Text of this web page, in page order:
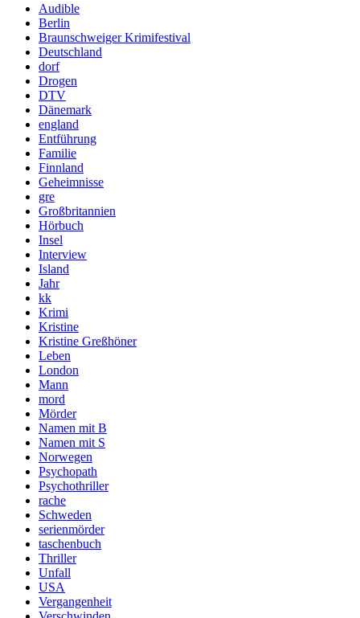
Audible
Berlin
Braunschweiger Krimifestival
Deutschland
dorf
Drogen
DTV
Dänemark
england
Entführung
Familie
Finnland
Geheimnisse
gre
Großbritannien
Hörbuch
Insel
Interview
Island
Jahr
kk
Krimi
Kristine
Kristine Greßhöner
Leben
London
Mann
mord
Mörder
Namen mit B
Namen mit S
Norwegen
Psychopath
Psychothriller
rache
Schweden
serienmörder
taschenbuch
Thriller
Unfall
USA
Vergangenheit